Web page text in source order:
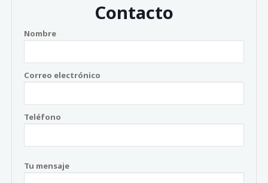
Contacto
Nombre
Correo electrónico
Teléfono
Tu mensaje